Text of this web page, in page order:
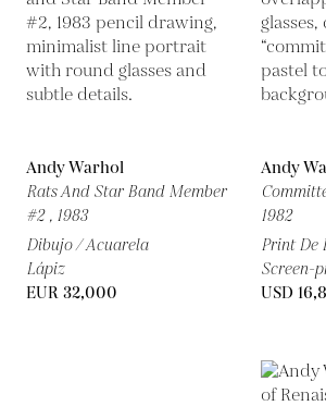
Andy Warhol
Rats And Star Band Member
#2 , 1983
Dibujo / Acuarela
Lápiz
EUR 32,000
Andy
1982
Print De
Screen-
USD